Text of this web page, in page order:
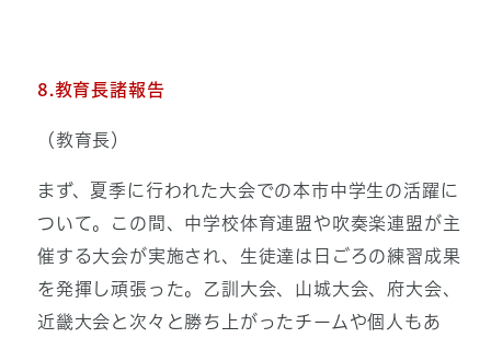
8.教育長諸報告
（教育長）
まず、夏季に行われた大会での本市中学生の活躍に
ついて。この間、中学校体育連盟や吹奏楽連盟が主
催する大会が実施され、生徒達は日ごろの練習成果
を発揮し頑張った。乙訓大会、山城大会、府大会、
近畿大会と次々と勝ち上がったチームや個人もあ